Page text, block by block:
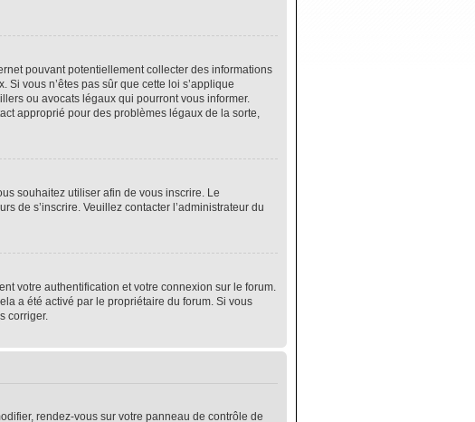
pouvant potentiellement collecter des informations
vous n’êtes pas sûr que cette loi s’applique
ou avocats légaux qui pourront vous informer.
approprié pour des problèmes légaux de la sorte,
souhaitez utiliser afin de vous inscrire. Le
de s’inscrire. Veuillez contacter l’administrateur du
votre authentification et votre connexion sur le forum.
a été activé par le propriétaire du forum. Si vous
corriger.
rendez-vous sur votre panneau de contrôle de